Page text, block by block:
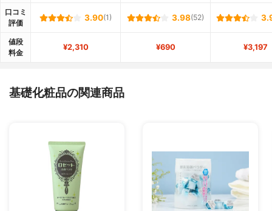
口コミ
評価
3.90(1) 3.98(52)
値段
料金
¥2,310 ¥690 ¥3,197
基礎化粧品の関連商品